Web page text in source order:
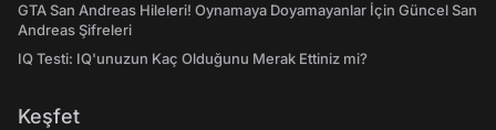
GTA San Andreas Hileleri! Oynamaya Doyamayanlar İçin Güncel San
Andreas Şifreleri
IQ Testi: IQ'unuzun Kaç Olduğunu Merak Ettiniz mi?
Keşfet